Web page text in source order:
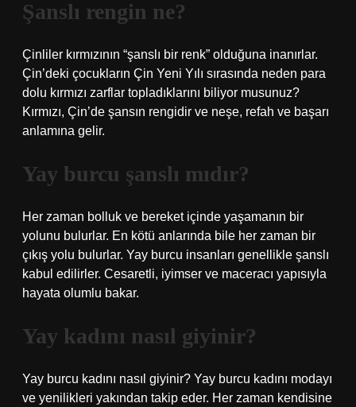
Şanslı rengin ne?
Çinliler kırmızının “şanslı bir renk” olduğuna inanırlar.
Çin’deki çocukların Çin Yeni Yılı sırasında neden para
dolu kırmızı zarflar topladıklarını biliyor musunuz?
Kırmızı, Çin’de şansın rengidir ve neşe, refah ve başarı
anlamına gelir.
Yay burcu şanslı mıdır?
Her zaman bolluk ve bereket içinde yaşamanın bir
yolunu bulurlar. En kötü anlarında bile her zaman bir
çıkış yolu bulurlar. Yay burcu insanları genellikle şanslı
kabul edilirler. Cesaretli, iyimser ve maceracı yapısıyla
hayata olumlu bakar.
Yay kadını nasıl giyinir?
Yay burcu kadını nasıl giyinir? Yay burcu kadını modayı
ve yenilikleri yakından takip eder. Her zaman kendisine